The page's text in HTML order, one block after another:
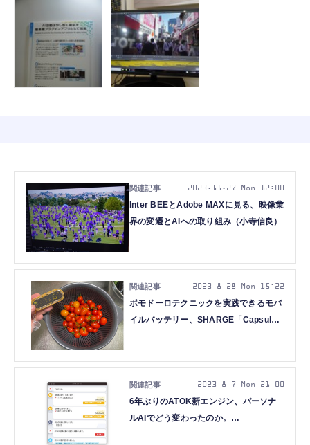
Inter BEEとAdobe MAXに見る、映像業
界の変遷とAIへの取り組み（小寺信良）
2023.11.27 Mon 12:00
ポモドーロテクニックを実践できるモバ
イルバッテリー、SHARGE「Capsule
2023.8.28 Mon 15:22
6年ぶりのATOK新エンジン、パーソナ
ルAIでどう変わったのか。
2023.8.7 Mon 21:00